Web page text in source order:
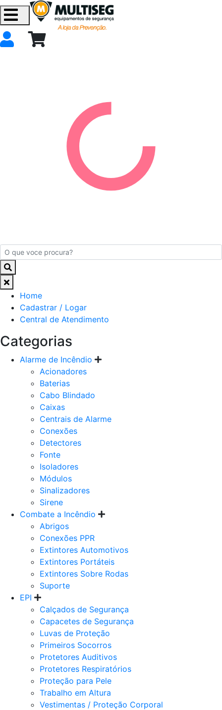
Home
Cadastrar / Logar
Central de Atendimento
Categorias
Alarme de Incêndio
Acionadores
Baterias
Cabo Blindado
Caixas
Centrais de Alarme
Conexões
Detectores
Fonte
Isoladores
Módulos
Sinalizadores
Sirene
Combate a Incêndio
Abrigos
Conexões PPR
Extintores Automotivos
Extintores Portáteis
Extintores Sobre Rodas
Suporte
EPI
Calçados de Segurança
Capacetes de Segurança
Luvas de Proteção
Primeiros Socorros
Protetores Auditivos
Protetores Respiratórios
Proteção para Pele
Trabalho em Altura
Vestimentas / Proteção Corporal